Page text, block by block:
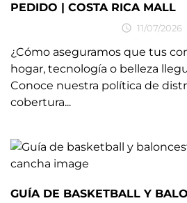
PEDIDO | COSTA RICA MALL
 11/07/2026
¿Cómo aseguramos que tus
hogar, tecnología o belleza
Conoce nuestra política de
cobertura...
GUÍA DE BASKETBALL Y